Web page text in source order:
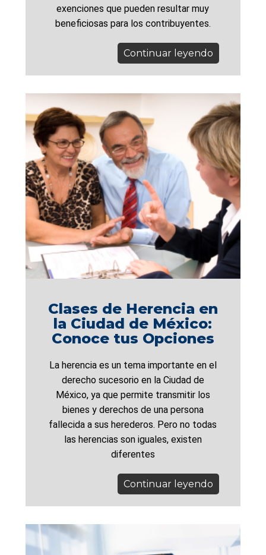
exenciones que pueden resultar muy
beneficiosas para los contribuyentes.
Continuar leyendo
Clases de Herencia en
la Ciudad de México:
Conoce tus Opciones
La herencia es un tema importante en el
derecho sucesorio en la Ciudad de
México, ya que permite transmitir los
bienes y derechos de una persona
fallecida a sus herederos. Pero no todas
las herencias son iguales, existen
diferentes
Continuar leyendo